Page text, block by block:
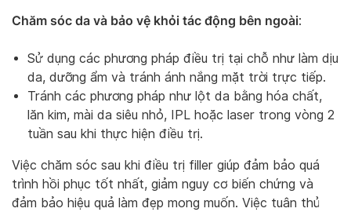
Chăm sóc da và bảo vệ khỏi tác động bên ngoài:
Sử dụng các phương pháp điều trị tại chỗ như làm dịu
da, dưỡng ẩm và tránh ánh nắng mặt trời trực tiếp.
Tránh các phương pháp như lột da bằng hóa chất,
lăn kim, mài da siêu nhỏ, IPL hoặc laser trong vòng 2
tuần sau khi thực hiện điều trị.
Việc chăm sóc sau khi điều trị filler giúp đảm bảo quá
trình hồi phục tốt nhất, giảm nguy cơ biến chứng và
đảm bảo hiệu quả làm đẹp mong muốn. Việc tuân thủ